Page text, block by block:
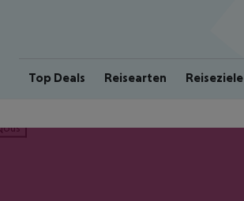
Top Deals Reisearten Reiseziele